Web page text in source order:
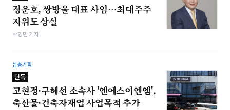
정운호, 쌍방울 대표 사임…최대주주
지위도 상실
박형민 기자
심층기획
단독
고현정·구혜선 소속사 '엔에스이엔엠',
축산물·건축자재업 사업목적 추가